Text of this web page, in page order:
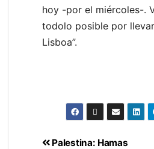
hoy -por el miércoles-.
todolo posible por
Lisboa”.
Palestina: Hamas